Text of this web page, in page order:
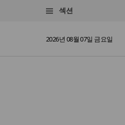
섹션
2026년 08월 07일 금요일